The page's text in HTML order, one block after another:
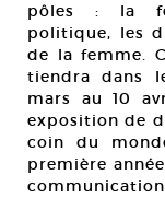
pôles : la
politique, les
de la femme.
tiendra dans
mars au 10
exposition de
coin du
première